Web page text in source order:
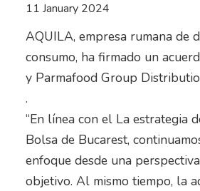
11 January 2024
AQUILA, empresa rumana de
consumo, ha firmado un
y Parmafood Group
.
“En línea con el La estrategia
Bolsa de Bucarest,
enfoque desde una
objetivo. Al mismo tiempo, la